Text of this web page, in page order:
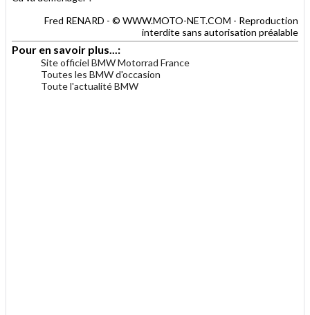
Fred RENARD - © WWW.MOTO-NET.COM - Reproduction
interdite sans autorisation préalable
Pour en savoir plus...:
Site officiel BMW Motorrad France
Toutes les BMW d'occasion
Toute l'actualité BMW